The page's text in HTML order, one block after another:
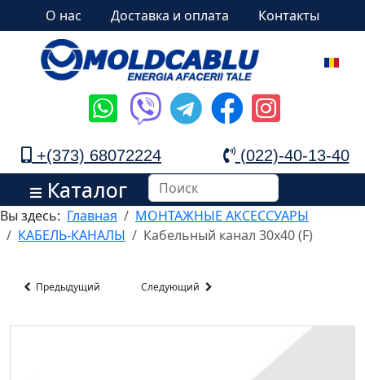
О нас Доставка и оплата Контакты
+(373) 68072224 (022)-40-13-40
Каталог
Вы здесь: Главная
МОНТАЖНЫЕ АКСЕССУАРЫ
КАБЕЛЬ-КАНАЛЫ
Кабельный канал 30x40 (F)
Предыдущий Следующий